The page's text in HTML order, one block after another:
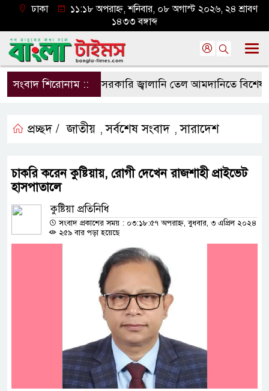
ঢাকা
১১:১৮ অপরাহ্ন, শনিবার, ০৮ অগাস্ট ২০২৬, ২৪ শ্রাবণ
১৪৩৩ বঙ্গাব্দ
সংবাদ শিরোনাম ::বেসরকারি জ্বালানি তেল আমদানিতে বিশেষ
প্রচ্ছদ / জাতীয় ,সর্বশেষ সংবাদ ,সারাদেশ
চাকরি করেন কুষ্টিয়ায়, রোগী দেখেন রাজশাহী প্রাইভেট
হাসপাতালে
কুষ্টিয়া প্রতিনিধি
সংবাদ প্রকাশের সময় : ০৩:১৮:৫৭ অপরাহ্ন, বুধবার, ৩ এপ্রিল ২০২৪
২৫৯ বার পড়া হয়েছে